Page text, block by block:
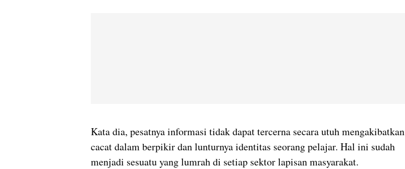
Kata dia, pesatnya informasi tidak dapat tercerna secara utuh mengakibatkan
cacat dalam berpikir dan lunturnya identitas seorang pelajar. Hal ini sudah
menjadi sesuatu yang lumrah di setiap sektor lapisan masyarakat.